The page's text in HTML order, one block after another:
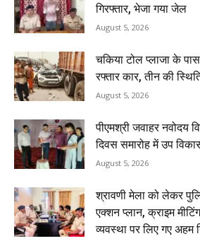
गिरफ्तार, भेजा गया जेल
August 5, 2026
चकिया टोल प्लाजा के
रफ्तार कार, तीन की
August 5, 2026
पीएमश्री जवाहर नवोदय
दिवस समारोह में उप
August 5, 2026
श्रावणी मेला को लेकर
एक्शन प्लान, क्राइम
व्यवस्था पर लिए गए अहम